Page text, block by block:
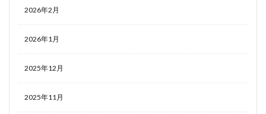
2026年2月
2026年1月
2025年12月
2025年11月